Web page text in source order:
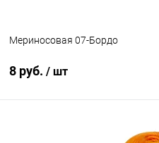
Мериносовая 07-Бордо
8 руб. / шт
В корзину